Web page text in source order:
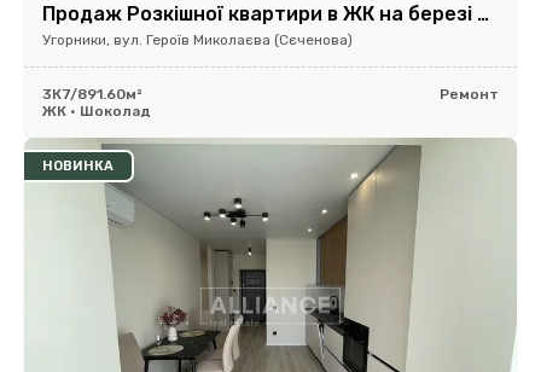
Продаж Розкішної квартири в ЖК на березі річки.
Угорники, вул. Героїв Миколаєва (Сєченова)
3К7/891.60м²
Ремонт
ЖК • Шоколад
НОВИНКА